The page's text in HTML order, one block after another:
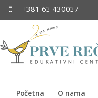
+381 63 430037
Početna O nama